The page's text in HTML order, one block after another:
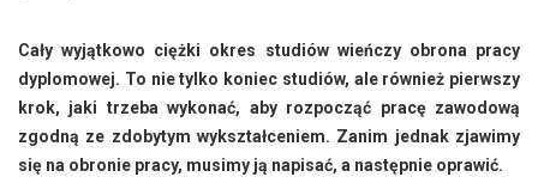
Cały wyjątkowo ciężki okres studiów wieńczy obrona pracy
dyplomowej. To nie tylko koniec studiów, ale również pierwszy
krok, jaki trzeba wykonać, aby rozpocząć pracę zawodową
zgodną ze zdobytym wykształceniem. Zanim jednak zjawimy
się na obronie pracy, musimy ją napisać, a następnie oprawić.